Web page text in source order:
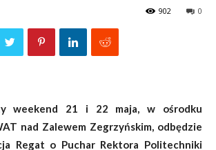
0
902
weekend 21 i 22 maja, w ośrodku
nad Zalewem Zegrzyńskim, odbędzie
Regat o Puchar Rektora Politechniki